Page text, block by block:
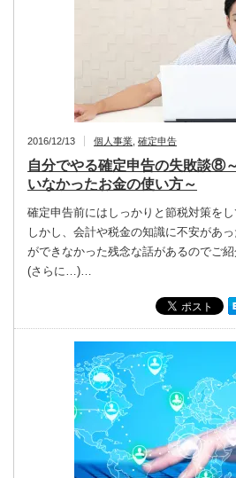
2016/12/13 個人事業 確定申告
自分でやる確定申告の失敗談⑧
いなかったお金の使い方～
確定申告前にはしっかりと節税対策をし
しかし、会計や税金の知識に不安があ
ができなかった残念な話があるのでご紹
(さらに…)…